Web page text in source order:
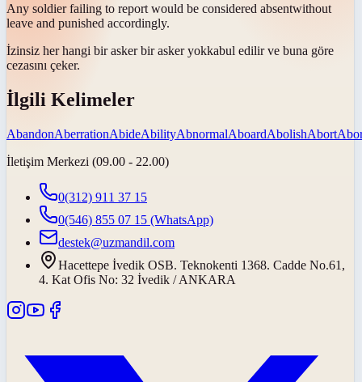
Any soldier failing to report would be considered absentwithout
leave and punished accordingly.
İzinsiz her hangi bir asker bir asker yokkabul edilir ve buna göre
cezasını çeker.
İlgili Kelimeler
AbandonAberrationAbideAbilityAbnormalAboardAbolishAbort
İletişim Merkezi (09.00 - 22.00)
0(312) 911 37 15
0(546) 855 07 15 (WhatsApp)
destek@uzmandil.com
Hacettepe İvedik OSB. Teknokenti 1368. Cadde No.61,
4. Kat Ofis No: 32 İvedik / ANKARA